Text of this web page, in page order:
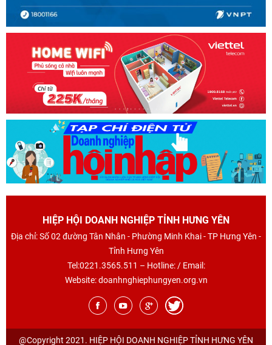
HIỆP HỘI DOANH NGHIỆP TỈNH HƯNG YÊN
Địa chỉ: Số 02 đường Tân Nhân - Phường Minh Khai - TP Hưng Yên -
Tỉnh Hưng Yên
Tel:0221.3565.511 – Hotline: / Email:
Website: doanhnghiephungyen.org.vn
@Copyright 2021. HIỆP HỘI DOANH NGHIỆP TỈNH HƯNG YÊN